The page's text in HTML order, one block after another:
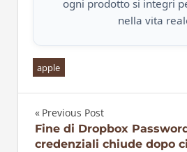
ogni prodotto si integri
nella vita
apple
Navigazione
Previous Post
Fine di Dropbox
credenziali chiude dopo